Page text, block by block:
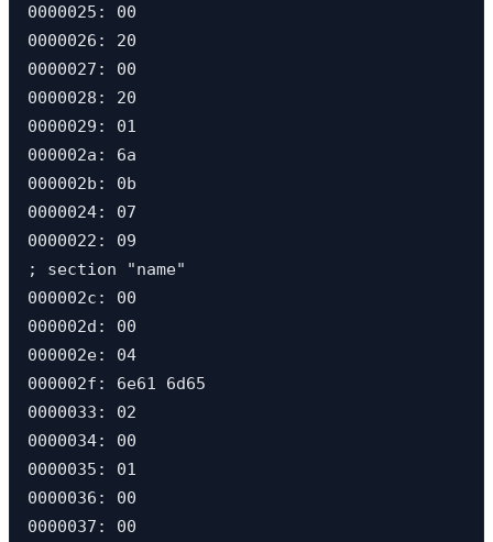
0000025: 00
0000026: 20
0000027: 00
0000028: 20
0000029: 01
000002a: 6a
000002b: 0b
0000024: 07
0000022: 09
; section "name"
000002c: 00
000002d: 00
000002e: 04
000002f: 6e61 6d65
0000033: 02
0000034: 00
0000035: 01
0000036: 00
0000037: 00